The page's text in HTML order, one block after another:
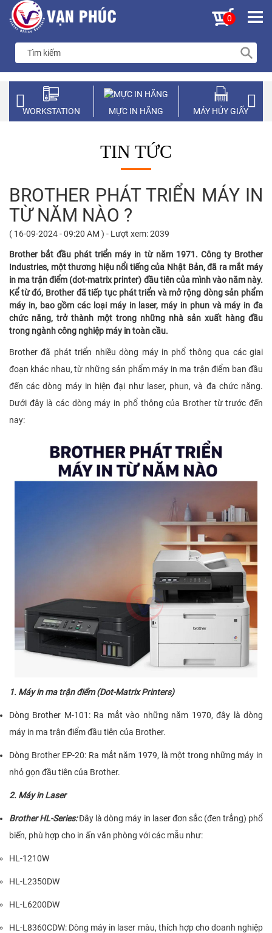
0
WORKSTATION MỰC IN HÃNG MÁY HỦY GIẤY
TIN TỨC
BROTHER PHÁT TRIỂN MÁY IN
TỪ NĂM NÀO ?
( 16-09-2024 - 09:20 AM ) - Lượt xem: 2039
Brother bắt đầu phát triển máy in từ năm 1971. Công ty Brother
Industries, một thương hiệu nổi tiếng của Nhật Bản, đã ra mắt máy
in ma trận điểm (dot-matrix printer) đầu tiên của mình vào năm này.
Kể từ đó, Brother đã tiếp tục phát triển và mở rộng dòng sản phẩm
máy in, bao gồm các loại máy in laser, máy in phun và máy in đa
chức năng, trở thành một trong những nhà sản xuất hàng đầu
trong ngành công nghiệp máy in toàn cầu.
Brother đã phát triển nhiều dòng máy in phổ thông qua các giai
đoạn khác nhau, từ những sản phẩm máy in ma trận điểm ban đầu
đến các dòng máy in hiện đại như laser, phun, và đa chức năng.
Dưới đây là các dòng máy in phổ thông của Brother từ trước đến
nay:
1. Máy in ma trận điểm (Dot-Matrix Printers)
Dòng Brother M-101 : Ra mắt vào những năm 1970, đây là dòng
máy in ma trận điểm đầu tiên của Brother.
Dòng Brother EP-20: Ra mắt năm 1979, là một trong những máy in
nhỏ gọn đầu tiên của Brother.
2. Máy in Laser
Brother HL-Series:Đây là dòng máy in laser đơn sắc (đen trắng) phổ
biến, phù hợp cho in ấn văn phòng với các mẫu như:
HL-1210W
HL-L2350DW
HL-L6200DW
HL-L8360CDW: Dòng máy in laser màu, thích hợp cho doanh nghiệp